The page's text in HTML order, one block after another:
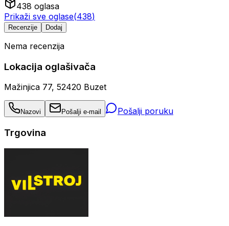
438 oglasa
Prikaži sve oglase(438)
Recenzije Dodaj
Nema recenzija
Lokacija oglašivača
Mažinjica 77, 52420 Buzet
Nazovi Pošalji e-mail Pošalji poruku
Trgovina